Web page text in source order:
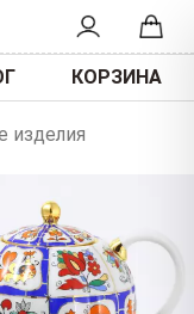
КОРЗИНА
изделия